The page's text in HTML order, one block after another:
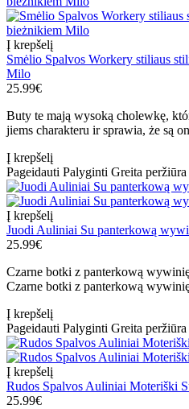
Į krepšelį
Smėlio Spalvos Workery stiliaus
Milo
25.99€
Buty te mają wysoką cholewkę,
jiems charakteru ir sprawia, że są
Į krepšelį
Pageidauti Palyginti Greita peržiūra
Į krepšelį
Juodi Auliniai Su panterkową
25.99€
Czarne botki z panterkową
Czarne botki z panterkową
Į krepšelį
Pageidauti Palyginti Greita peržiūra
Į krepšelį
Rudos Spalvos Auliniai Moteriški
25.99€